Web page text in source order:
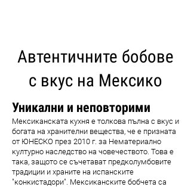
Автентичните бобове
с вкус на Мексико
Уникални и неповторими
Мексиканската кухня е толкова пълна с вкус и
богата на хранителни вещества, че е призната
от ЮНЕСКО през 2010 г. за Нематериално
културно наследство на човечеството. Това е
така, защото се съчетават предколумбовите
традиции и храните на испанските
"конкистадори". Мексиканските бобчета са